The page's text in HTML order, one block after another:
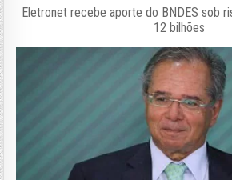
Eletronet recebe aporte do BNDES sob
12 bilhões